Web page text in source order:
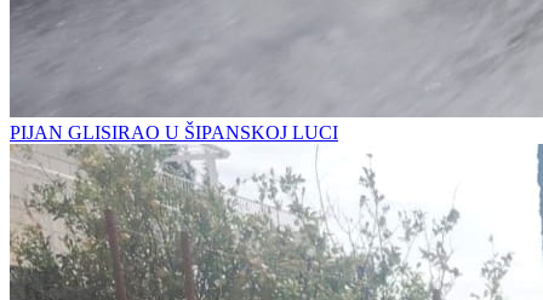
PIJAN GLISIRAO U ŠIPANSKOJ LUCI